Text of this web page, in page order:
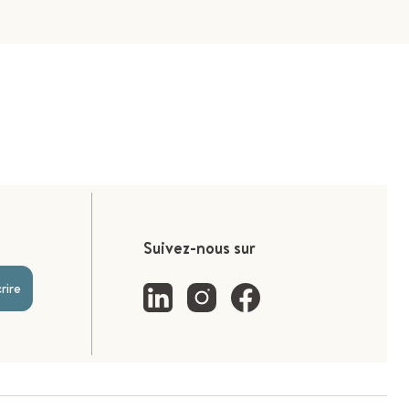
Suivez-nous sur